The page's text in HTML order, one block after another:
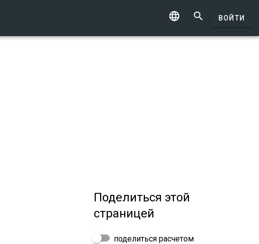
  ВОЙТИ
Поделиться этой
страницей
поделиться расчетом